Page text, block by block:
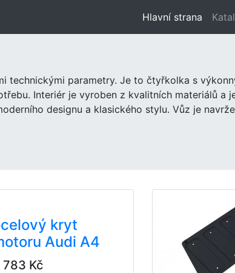
Hlavní strana
technickými parametry. Je to čtyřkolka s
Interiér je vyroben z kvalitních materiálů a
designu a klasického stylu. Vůz je
kryt
Audi A4
783 Kč